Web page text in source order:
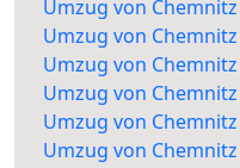
Umzug von
Umzug von
Umzug von
Umzug von
Umzug von
Umzug von